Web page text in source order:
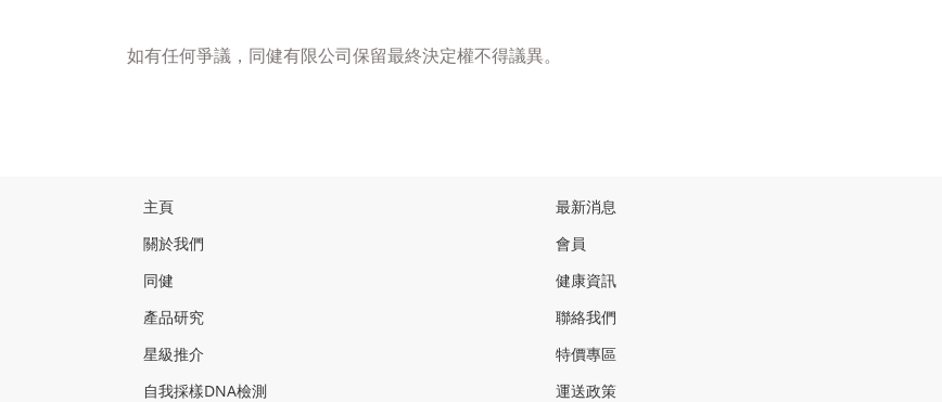
如有任何爭議，同健有限公司保留最終決定權不得議異。
主頁
關於我們
同健
產品研究
星級推介
自我採樣DNA檢測
最新消息
會員
健康資訊
聯絡我們
特價專區
運送政策